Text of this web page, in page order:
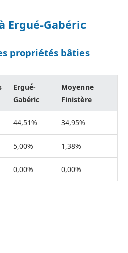
Ergué-Gabéric
propriétés bâties
Ergué-
Gabéric
Moyenne
Finistère
44,51% 34,95%
5,00% 1,38%
0,00% 0,00%